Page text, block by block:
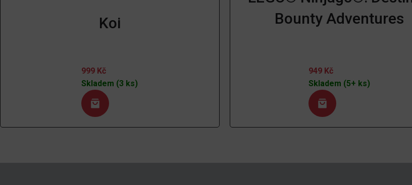
Koi
999 Kč
Skladem (3 ks)
Bounty Adventures
949 Kč
Skladem (5+ ks)